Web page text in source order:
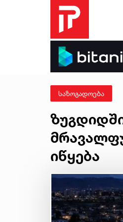
საზოგადოება
იწყება